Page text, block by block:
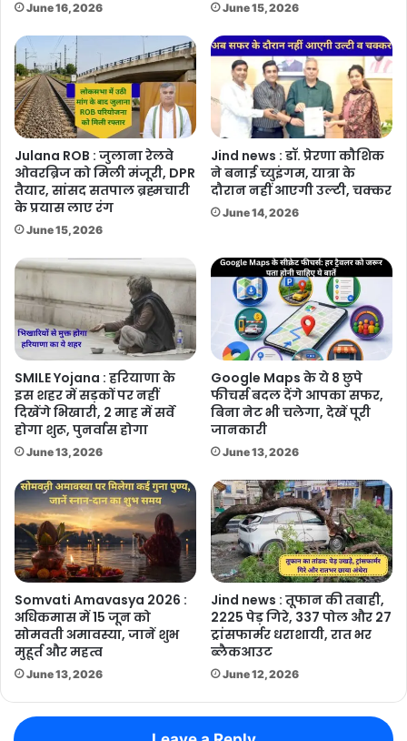
June 16, 2026 June 15, 2026
Julana ROB : जुलाना रेलवे
ओवरब्रिज को मिली मंजूरी, DPR
तैयार, सांसद सतपाल ब्रह्मचारी
के प्रयास लाए रंग
June 15, 2026
Jind news : डॉ. प्रेरणा कौशिक
ने बनाई च्युइंगम, यात्रा के
दौरान नहीं आएगी उल्टी, चक्कर
June 14, 2026
SMILE Yojana : हरियाणा के
इस शहर में सड़कों पर नहीं
दिखेंगे भिखारी, 2 माह में सर्वे
होगा शुरू, पुनर्वास होगा
June 13, 2026
Google Maps के ये 8 छुपे
फीचर्स बदल देंगे आपका सफर,
बिना नेट भी चलेगा, देखें पूरी
जानकारी
June 13, 2026
Somvati Amavasya 2026 :
अधिकमास में 15 जून को
सोमवती अमावस्या, जानें शुभ
मुहूर्त और महत्व
June 13, 2026
Jind news : तूफान की तबाही,
2225 पेड़ गिरे, 337 पोल और 27
ट्रांसफार्मर धराशायी, रात भर
ब्लैकआउट
June 12, 2026